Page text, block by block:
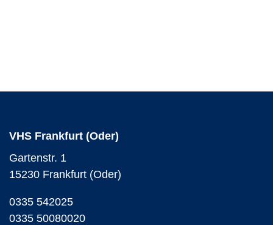
VHS Frankfurt (Oder)
Gartenstr. 1
15230 Frankfurt (Oder)
0335 542025
0335 50080020